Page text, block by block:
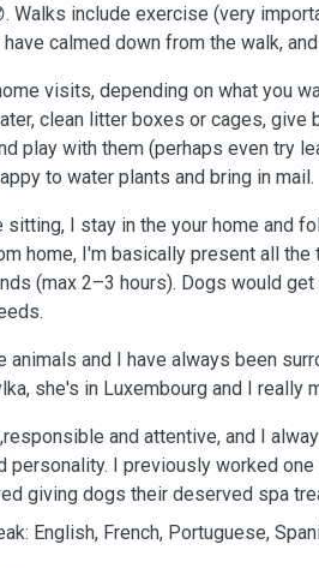
Walks include exercise (very
calmed down from the walk,
visits, depending on what you
clean litter boxes or cages, give
play with them (perhaps even try
to water plants and bring in mail.
sitting, I stay in the your home and
home, I'm basically present all
(max 2–3 hours). Dogs would
animals and I have always been
she's in Luxembourg and I really
and attentive, and I
personality. I previously worked
giving dogs their deserved spa
English, French, Portuguese,